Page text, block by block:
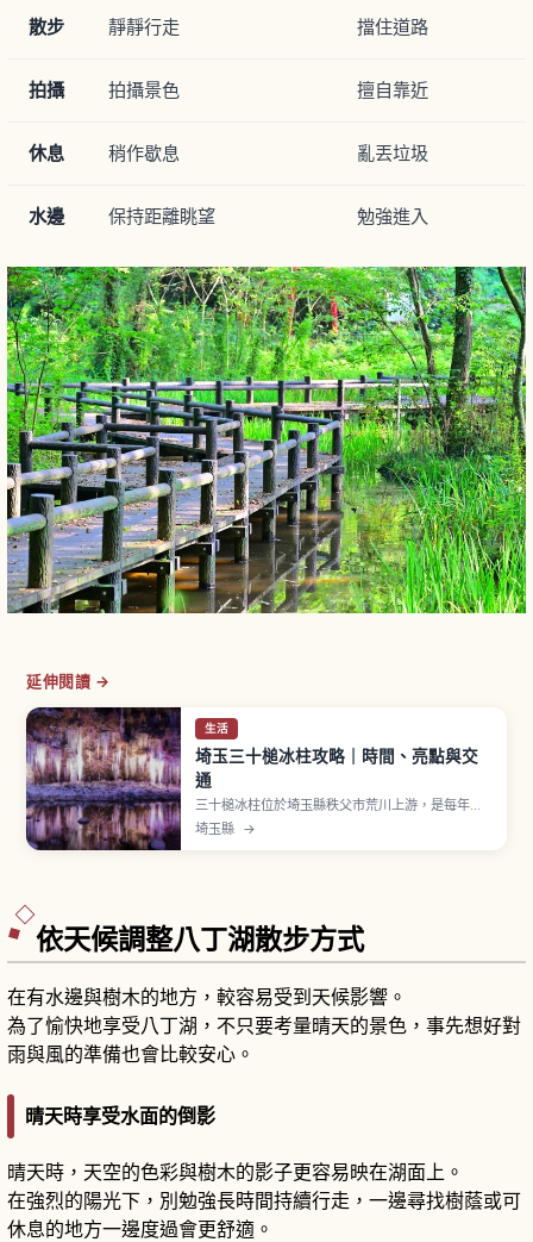
散步 靜靜行走 擋住道路
拍攝 拍攝景色 擅自靠近
休息 稍作歇息 亂丟垃圾
水邊 保持距離眺望 勉強進入
延伸閱讀 →
生活
埼玉三十槌冰柱攻略｜時間、亮點與交
通
三十槌冰柱位於埼玉縣秩父市荒川上游，是每年嚴
冬時期才會出現的自然冰瀑奇景。文章將介紹壯觀
埼玉縣 →
依天候調整八丁湖散步方式
在有水邊與樹木的地方，較容易受到天候影響。
為了愉快地享受八丁湖，不只要考量晴天的景色，事先想好對
雨與風的準備也會比較安心。
晴天時享受水面的倒影
晴天時，天空的色彩與樹木的影子更容易映在湖面上。
在強烈的陽光下，別勉強長時間持續行走，一邊尋找樹蔭或可
休息的地方一邊度過會更舒適。